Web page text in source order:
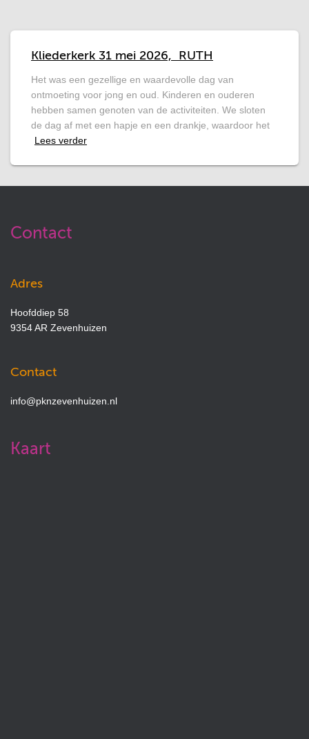
Kliederkerk 31 mei 2026, RUTH
Het was een gezellige en waardevolle dag van
ontmoeting voor jong en oud. Kinderen en ouderen
hebben samen genoten van de activiteiten. We sloten
de dag af met een hapje en een drankje, waardoor het
Lees verder
Contact
Adres
Hoofddiep 58
9354 AR Zevenhuizen
Contact
info@pknzevenhuizen.nl
Kaart